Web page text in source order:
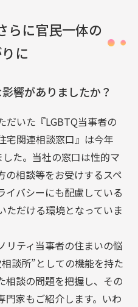
らに官民一体の
に
影響がありましたか？
だいた『LGBTQ当事者の
宅関連相談窓口』は今年
た。当社の窓口は性的マ
の相談等をお受けするスペ
イバシーにも配慮している
ただける環境となっていま
リティ当事者の住まいの悩
談所”としての機能を持た
相談の問題を把握し、その
門家もご紹介します。いわ